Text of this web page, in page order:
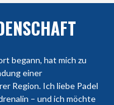
begann, hat mich zu
einer
Region. Ich liebe Padel
– und ich möchte